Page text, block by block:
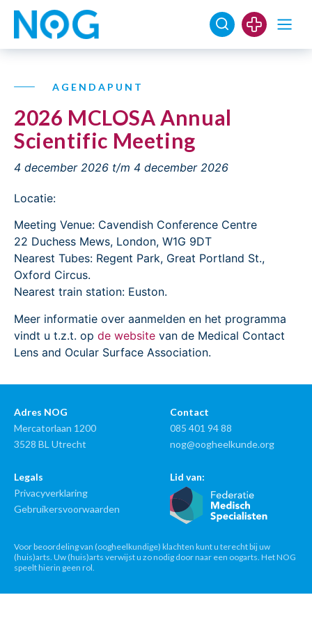
AGENDAPUNT
2026 MCLOSA Annual
Scientific Meeting
4 december 2026 t/m 4 december 2026
Locatie:
Meeting Venue: Cavendish Conference Centre
22 Duchess Mews, London, W1G 9DT
Nearest Tubes: Regent Park, Great Portland St.,
Oxford Circus.
Nearest train station: Euston.
Meer informatie over aanmelden en het programma
vindt u t.z.t. op de website van de Medical Contact
Lens and Ocular Surface Association.
Adres NOG
Mercatorlaan 1200
3528 BL Utrecht
Contact
085 401 94 88
nog@oogheelkunde.org
Legals
Privacyverklaring
Gebruikersvoorwaarden
Lid van:
Voor beoordeling van (oogheelkundige) klachten kunt u terecht bij uw
(huis)arts. Uw (huis)arts verwijst u zo nodig door naar een oogarts. Het NOG
speelt hierin geen rol.